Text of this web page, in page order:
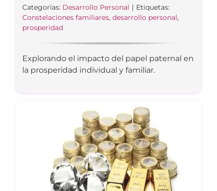
Categorías: Desarrollo Personal | Etiquetas:
Constelaciones familiares, desarrollo personal,
prosperidad
Explorando el impacto del papel paternal en
la prosperidad individual y familiar.